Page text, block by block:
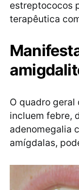
estreptococos
terapêutica
O quadro
incluem febre,
adenomegalia
amígdalas,